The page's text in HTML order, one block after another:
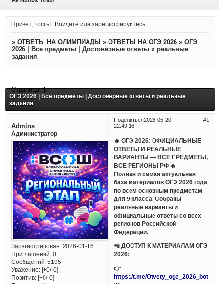
Привет, Гость! Войдите илизарегистрируйтесь
» ОТВЕТЫ НА ОЛИМПИАДЫ » ОТВЕТЫ НА ОГЭ 2026 » ОГЭ
2026 | Все предметы | Достоверные ответы и реальные
задания
ОГЭ 2026 | Все предметы | Достоверные ответы и реальные
задания
Страница:1
Поделиться 1
2026-05-20
22:49:16
Admins
Администратор
Зарегистрирован: 2026-01-16
Приглашений:0
Сообщений:5195
Уважение: [+0/-0]
Позитив: [+0/-0]
🔥 ОГЭ 2026: ОФИЦИАЛЬНЫЕ
ОТВЕТЫ И РЕАЛЬНЫЕ
ВАРИАНТЫ — ВСЕ ПРЕДМЕТЫ,
ВСЕ РЕГИОНЫ РФ 🔥
Полная и самая актуальная
база материалов ОГЭ 2026 года
по всем основным предметам
для 9 класса. Собраны
реальные варианты и
официальные ответы со всех
регионов Российской
Федерации.
📲 ДОСТУП К МАТЕРИАЛАМ ОГЭ
2026:
👉
https://t.me/Otvety_oge_2026_bot